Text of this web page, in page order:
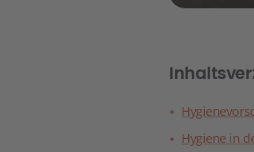
Hygiene in